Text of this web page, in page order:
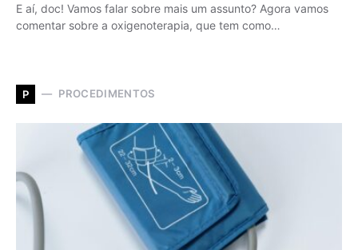
E aí, doc! Vamos falar sobre mais um assunto? Agora vamos
comentar sobre a oxigenoterapia, que tem como…
P PROCEDIMENTOS